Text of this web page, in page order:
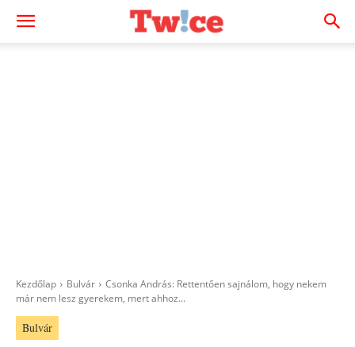
Kezdőlap Bulvár
Csonka András: Rettentően sajnálom, hogy nekem
már nem lesz gyerekem, mert ahhoz...
Bulvár